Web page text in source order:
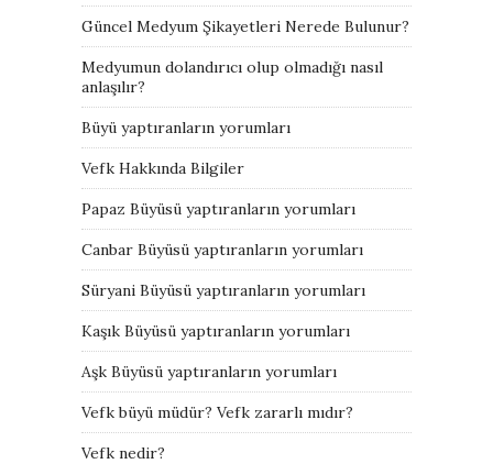
Güncel Medyum Şikayetleri Nerede Bulunur?
Medyumun dolandırıcı olup olmadığı nasıl
anlaşılır?
Büyü yaptıranların yorumları
Vefk Hakkında Bilgiler
Papaz Büyüsü yaptıranların yorumları
Canbar Büyüsü yaptıranların yorumları
Süryani Büyüsü yaptıranların yorumları
Kaşık Büyüsü yaptıranların yorumları
Aşk Büyüsü yaptıranların yorumları
Vefk büyü müdür? Vefk zararlı mıdır?
Vefk nedir?